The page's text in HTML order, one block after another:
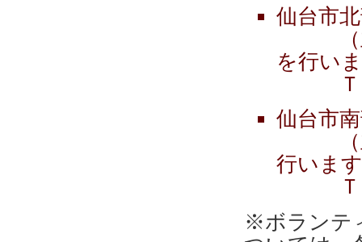
仙台市
（主
を行い
ＴＥ
仙台市
（主
行いま
ＴＥ
※ボランテ